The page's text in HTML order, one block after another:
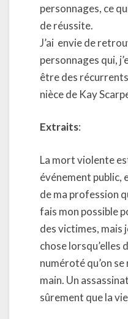
personnages, ce
de réussite.
J’ai envie de
personnages qui,
être des
nièce de Kay
Extraits:
La mort violente
événement public,
de ma profession
fais mon possible
des victimes, mais
chose lorsqu’elles
numéroté qu’on
main. Un
sûrement que la